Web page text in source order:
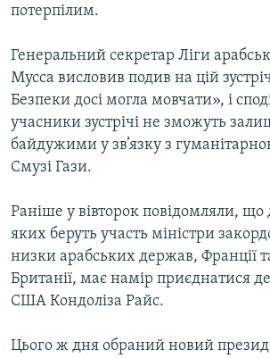
ФОТО
СПЕЦПРОЄКТИ
ПОДКАСТИ
КРИМ РЕАЛІЇ
РУС
ДОЛУЧАЙСЯ!
потерпілим.
Генеральний секретар Ліги
Мусса висловив подив на цій
Безпеки досі могла мовчати», і
учасники зустрічі не зможуть
байдужими у зв’язку з
Смузі Гази.
Раніше у вівторок повідомляли, що
яких беруть участь міністри
низки арабських держав, Франції
Британії, має намір приєднатися
США Кондоліза Райс.
Цього ж дня обраний новий